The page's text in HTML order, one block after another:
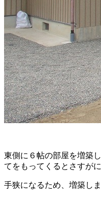
東側に６帖の部屋を増築
てをもってくるとさすがに
手狭になるため、増築しま